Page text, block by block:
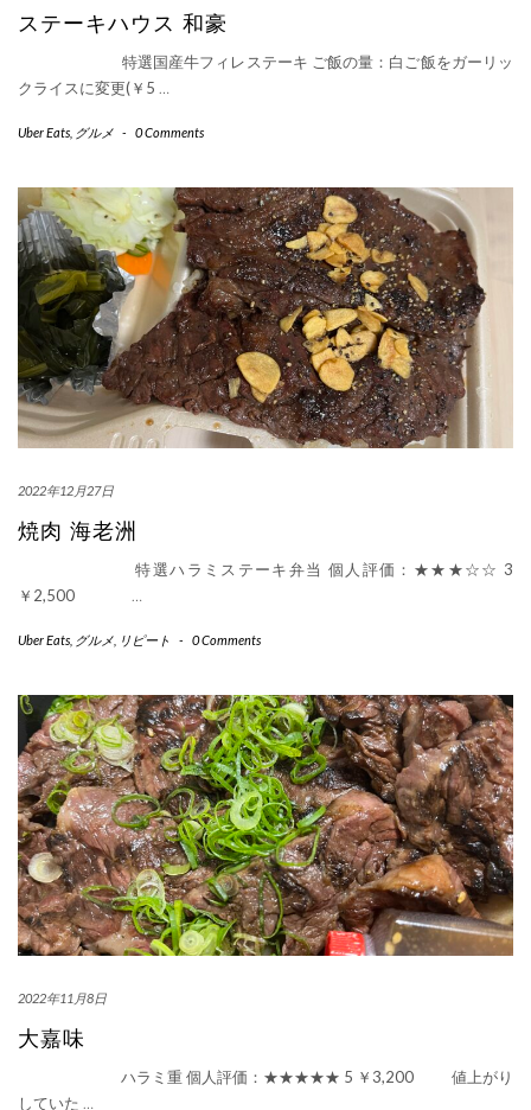
ステーキハウス 和豪
特選国産牛フィレステーキ ご飯の量：白ご飯をガーリッ
クライスに変更(￥5 …
Uber Eats グルメ - 0 Comments
2022年12月27日
焼肉 海老洲
特選ハラミステーキ弁当 個人評価：★★★☆☆ 3
￥2,500 …
Uber Eats グルメ リピート - 0 Comments
2022年11月8日
大嘉味
ハラミ重 個人評価：★★★★★ 5 ￥3,200 値上がり
していた …